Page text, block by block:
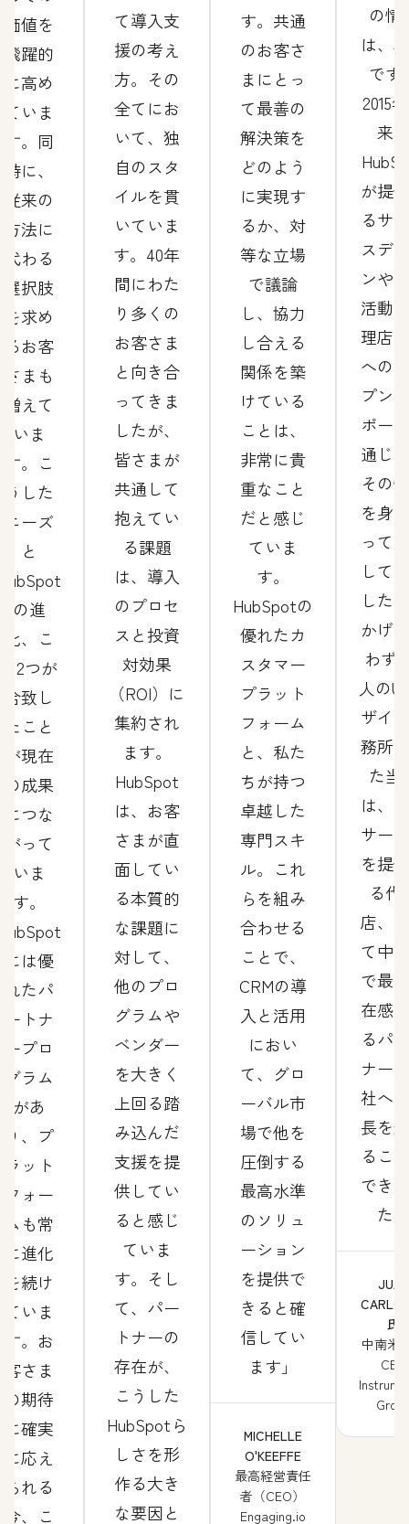
価値を
飛躍的
に高め
ていま
す。同
時に、
従来の
方法に
代わる
選択肢
を求め
るお客
さまも
増えて
いま
す。こ
うした
ニーズ
と
の進
化、こ
の2つが
合致し
たこと
が現在
の成果
につな
がって
いま
す。
には優
れたパ
ートナ
ープロ
グラム
があ
り、プ
ラット
フォー
ムも常
に進化
を続け
ていま
す。お
客さま
の期待
に確実
に応え
られる
今、こ
て導入支
援の考え
方。その
全てにお
いて、独
自のスタ
イルを貫
いていま
す。40年
間にわた
り多くの
お客さま
と向き合
ってきま
したが、
皆さまが
共通して
抱えてい
る課題
は、導入
のプロセ
スと投資
対効果
（ROI）に
集約され
ます。
HubSpot
は、お客
さまが直
面してい
る本質的
な課題に
対して、
他のプロ
グラムや
ベンダー
を大きく
上回る踏
み込んだ
支援を提
供してい
ると感じ
ていま
す。そし
て、パー
トナーの
存在が、
こうした
HubSpotら
しさを形
作る大き
な要因と
す。共通
のお客さ
まにとっ
て最善の
解決策を
どのよう
に実現す
るか、対
等な立場
で議論
し、協力
し合える
関係を築
けている
ことは、
非常に貴
重なこと
だと感じ
ていま
す。
HubSpotの
優れたカ
スタマー
プラット
フォーム
と、私た
ちが持つ
卓越した
専門スキ
ル。これ
らを組み
合わせる
ことで、
CRMの導
入と活用
におい
て、グロ
ーバル市
場で他を
圧倒する
最高水準
のソリュ
ーション
を提供で
きると確
信してい
ます
MICHELLE
O'KEEFFE
最高経営責任
者（CEO）
Engaging.io
の情
は、
です
2015
来、
が提
るサ
スデ
ンや
活動
理店
への
プン
ポー
通じ
その
を身
って
して
した
かげ
わず
人の
ザイ
務所
た当
は、
サー
を提
る代
店、
て中
で最
在感
るパ
ナー
社へ
長を
るこ
でき
た
JUAN
氏
中南米
CEO